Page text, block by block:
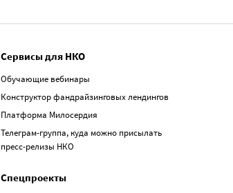
Сервисы для НКО
Обучающие вебинары
Конструктор фандрайзинговых лендингов
Платформа Милосердия
Телеграм-группа, куда можно присылать
пресс-релизы НКО
Спецпроекты